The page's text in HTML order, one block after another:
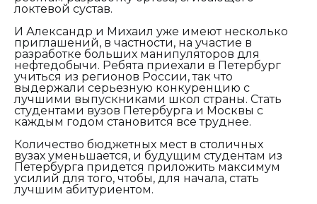
локтевой сустав.
И Александр и Михаил уже имеют несколько
приглашений, в частности, на участие в
разработке больших манипуляторов для
нефтедобычи. Ребята приехали в Петербург
учиться из регионов России, так что
выдержали серьезную конкуренцию с
лучшими выпускниками школ страны. Стать
студентами вузов Петербурга и Москвы с
каждым годом становится все труднее.
Количество бюджетных мест в столичных
вузах уменьшается, и будущим студентам из
Петербурга придется приложить максимум
усилий для того, чтобы, для начала, стать
лучшим абитуриентом.